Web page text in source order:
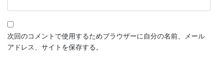
次回のコメントで使用するためブラウザーに自分の名前、メール
アドレス、サイトを保存する。